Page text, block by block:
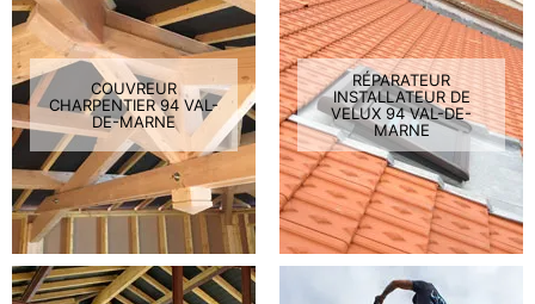
COUVREUR
CHARPENTIER 94 VAL-
DE-MARNE
RÉPARATEUR
INSTALLATEUR DE
VELUX 94 VAL-DE-
MARNE